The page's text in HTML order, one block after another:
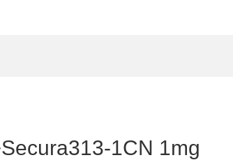
1CN 1mg